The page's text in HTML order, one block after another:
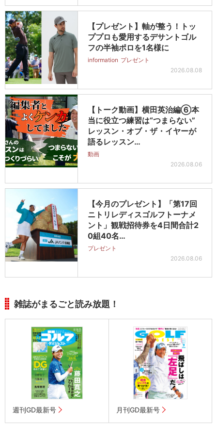
【プレゼント】軸が整う！トッ
ププロも愛用するデサントゴル
フの半袖ポロを1名様に
information プレゼント
2026.08.08
【トーク動画】横田英治編⑥本
当に役立つ練習は“つまらない”
レッスン・オブ・ザ・イヤーが
語るレッスン…
動画
2026.08.06
【今月のプレゼント】「第17回
ニトリレディスゴルフトーナメ
ント」観戦招待券を4日間合計2
0組40名…
プレゼント
2026.08.06
雑誌がまるごと読み放題！
週刊GD最新号 月刊GD最新号